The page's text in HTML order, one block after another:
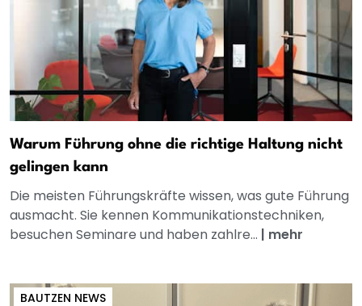
Warum Führung ohne die richtige Haltung nicht
gelingen kann
Die meisten Führungskräfte wissen, was gute Führung
ausmacht. Sie kennen Kommunikationstechniken,
besuchen Seminare und haben zahlre... | mehr
BAUTZEN NEWS